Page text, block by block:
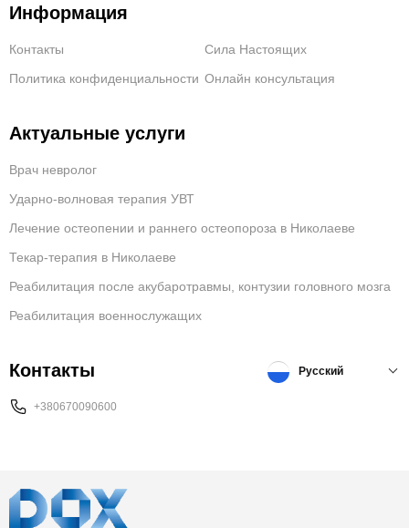
Информация
Контакты
Сила Настоящих
Политика конфиденциальности Онлайн консультация
Актуальные услуги
Врач невролог
Ударно-волновая терапия УВТ
Лечение остеопении и раннего остеопороза в Николаеве
Текар-терапия в Николаеве
Реабилитация после акубаротравмы, контузии головного мозга
Реабилитация военнослужащих
Контакты
+380670090600
Русский